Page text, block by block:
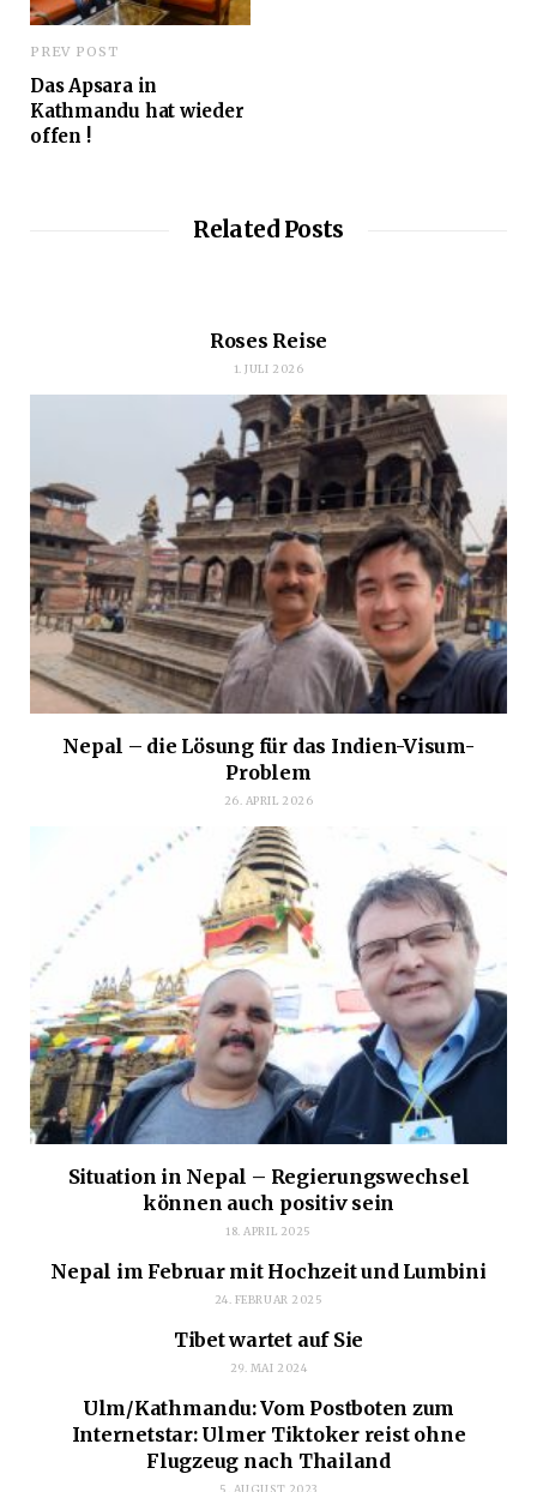
PREV POST
Das Apsara in
Kathmandu hat wieder
offen !
Related Posts
Roses Reise
1. JULI 2026
Nepal – die Lösung für das Indien-Visum-
Problem
26. APRIL 2026
Situation in Nepal – Regierungswechsel
können auch positiv sein
18. APRIL 2025
Nepal im Februar mit Hochzeit und Lumbini
24. FEBRUAR 2025
Tibet wartet auf Sie
29. MAI 2024
Ulm/Kathmandu: Vom Postboten zum
Internetstar: Ulmer Tiktoker reist ohne
Flugzeug nach Thailand
5. AUGUST 2023